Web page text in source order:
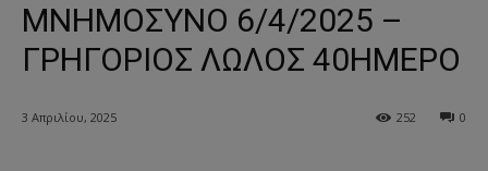
ΜΝΗΜΟΣΥΝΟ 6/4/2025 –
ΓΡΗΓΟΡΙΟΣ ΛΩΛΟΣ 40ΗΜΕΡΟ
3 Απριλίου, 2025 0
252